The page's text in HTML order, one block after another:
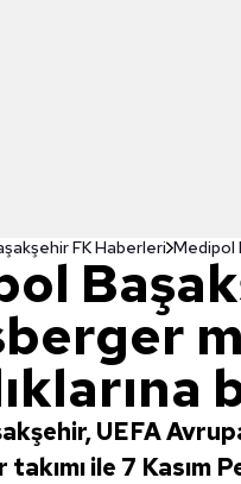
FK Haberleri Medipol
UEFA
ile 7 Kasım